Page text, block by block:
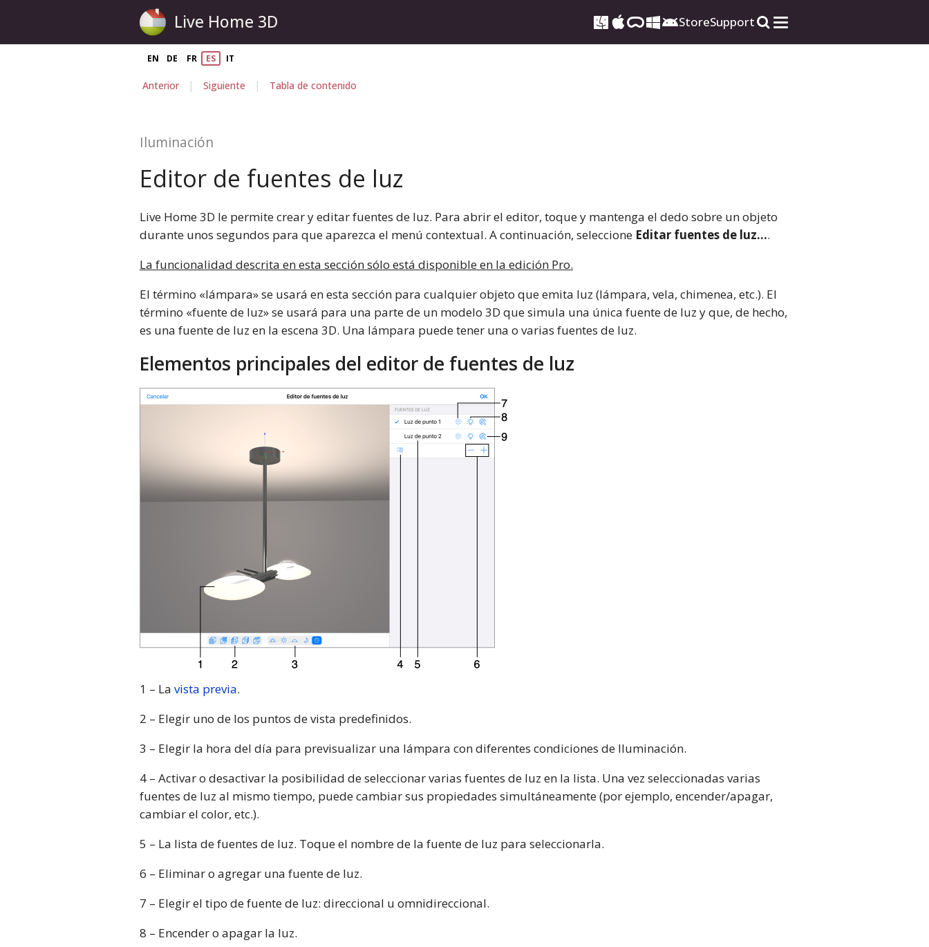
Live Home 3D StoreSupport
EN DE FR ES IT
Anterior | Siguiente | Tabla de contenido
Iluminación
Editor de fuentes de luz
Live Home 3D le permite crear y editar fuentes de luz. Para abrir el editor, toque y mantenga el dedo sobre un objeto
durante unos segundos para que aparezca el menú contextual. A continuación, seleccione Editar fuentes de luz....
La funcionalidad descrita en esta sección sólo está disponible en la edición Pro.
El término «lámpara» se usará en esta sección para cualquier objeto que emita luz (lámpara, vela, chimenea, etc.). El
término «fuente de luz» se usará para una parte de un modelo 3D que simula una única fuente de luz y que, de hecho,
es una fuente de luz en la escena 3D. Una lámpara puede tener una o varias fuentes de luz.
Elementos principales del editor de fuentes de luz
1 – La vista previa.
2 – Elegir uno de los puntos de vista predefinidos.
3 – Elegir la hora del día para previsualizar una lámpara con diferentes condiciones de Iluminación.
4 – Activar o desactivar la posibilidad de seleccionar varias fuentes de luz en la lista. Una vez seleccionadas varias
fuentes de luz al mismo tiempo, puede cambiar sus propiedades simultáneamente (por ejemplo, encender/apagar,
cambiar el color, etc.).
5 – La lista de fuentes de luz. Toque el nombre de la fuente de luz para seleccionarla.
6 – Eliminar o agregar una fuente de luz.
7 – Elegir el tipo de fuente de luz: direccional u omnidireccional.
8 – Encender o apagar la luz.